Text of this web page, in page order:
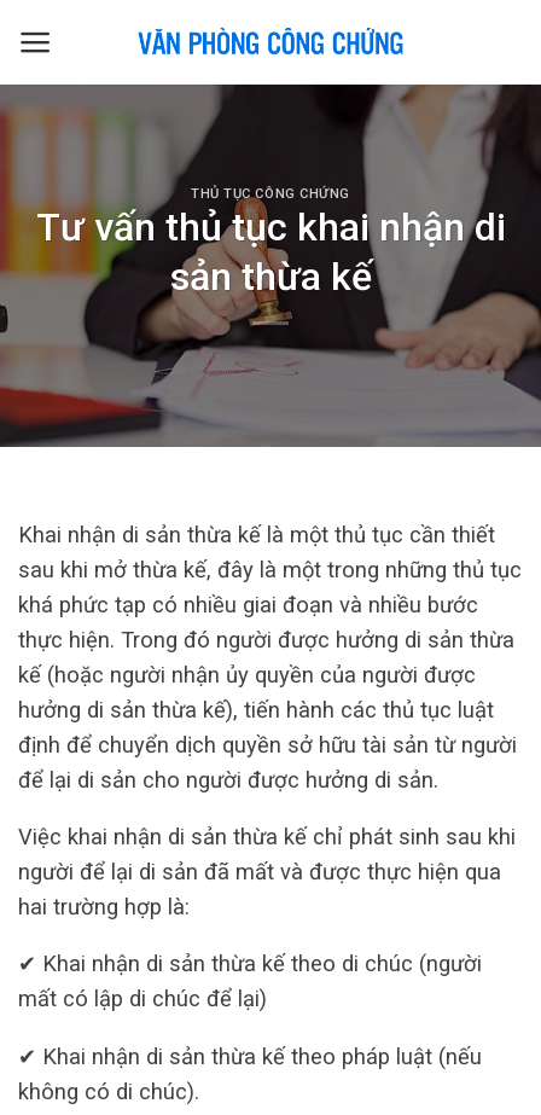
THỦ TỤC CÔNG CHỨNG
Tư vấn thủ tục khai nhận di
sản thừa kế
Khai nhận di sản thừa kế là một thủ tục cần thiết
sau khi mở thừa kế, đây là một trong những thủ tục
khá phức tạp có nhiều giai đoạn và nhiều bước
thực hiện. Trong đó người được hưởng di sản thừa
kế (hoặc người nhận ủy quyền của người được
hưởng di sản thừa kế), tiến hành các thủ tục luật
định để chuyển dịch quyền sở hữu tài sản từ người
để lại di sản cho người được hưởng di sản.
Việc khai nhận di sản thừa kế chỉ phát sinh sau khi
người để lại di sản đã mất và được thực hiện qua
hai trường hợp là:
✔ Khai nhận di sản thừa kế theo di chúc (người
mất có lập di chúc để lại)
✔ Khai nhận di sản thừa kế theo pháp luật (nếu
không có di chúc).